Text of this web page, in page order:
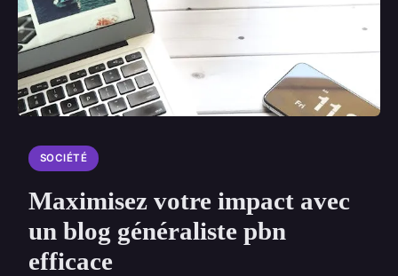
SOCIÉTÉ
Maximisez votre impact avec
un blog généraliste pbn
efficace